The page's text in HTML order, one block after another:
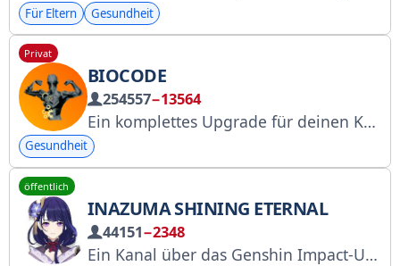
Für Eltern Gesundheit
Privat
BIOCODE
254557−13564
Ein komplettes Upgrade für deinen Körper! Zusammenarbeit: @gleb_sawyer Einladungslink: https://t.me/+btgCjULB_9BiMjdi Wir sind auf der Börse: https://telega.in/c/+btgCjULB_9BiMjdi RKN: https://clck.ru/3FarSr
Gesundheit
öffentlich
INAZUMA SHINING ETERNAL
44151−2348
Ein Kanal über das Genshin Impact-Universum! ✦ Inhaber und Werbung: @xiavial Alle Informationen stammen aus öffentlichen Quellen.